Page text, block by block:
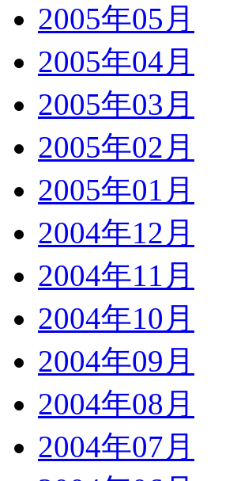
2005年05月
2005年04月
2005年03月
2005年02月
2005年01月
2004年12月
2004年11月
2004年10月
2004年09月
2004年08月
2004年07月